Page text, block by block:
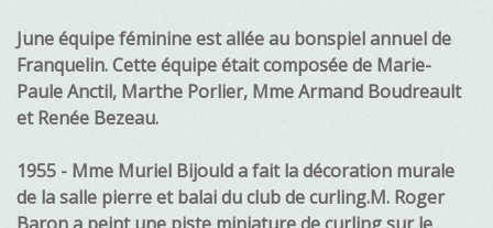
June équipe féminine est allée au bonspiel annuel de
Franquelin. Cette équipe était composée de Marie-
Paule Anctil, Marthe Porlier, Mme Armand Boudreault
et Renée Bezeau.
1955 - Mme Muriel Bijould a fait la décoration murale
de la salle pierre et balai du club de curling.M. Roger